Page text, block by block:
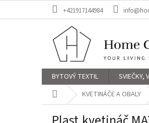
+421917144984
BYTOVÝ TEXTIL SVIEČKY,
DomovKVETINÁČE A OBALY